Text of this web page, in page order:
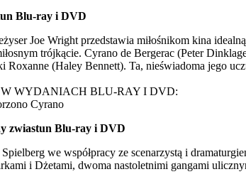
Blu-ray i DVD
Joe Wright przedstawia miłośnikom kina
trójkącie. Cyrano de Bergerac (Peter
Roxanne (Haley Bennett). Ta, nieświadoma jego
WYDANIACH BLU-RAY I DVD:
Cyrano
zwiastun Blu-ray i DVD
we współpracy ze scenarzystą i
i Dżetami, dwoma nastoletnimi gangami